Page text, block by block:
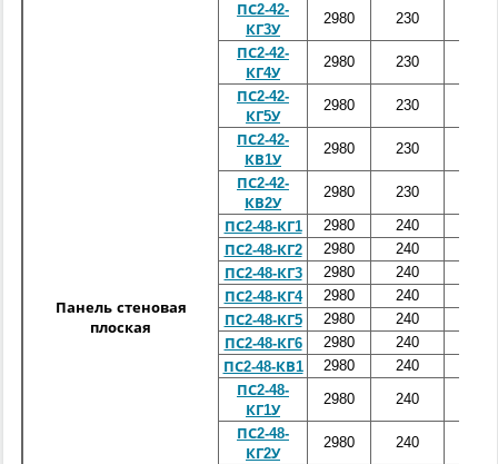
Панель стеновая
плоская
ПС2-42-
КГ3У
2980 230
ПС2-42-
КГ4У
2980 230
ПС2-42-
КГ5У
2980 230
ПС2-42-
КВ1У
2980 230
ПС2-42-
КВ2У
2980 230
ПС2-48-КГ1 2980 240
ПС2-48-КГ2
2980 240
ПС2-48-КГ3
2980 240
ПС2-48-КГ4
2980 240
ПС2-48-КГ5
2980 240
ПС2-48-КГ6
2980 240
ПС2-48-КВ1
2980 240
ПС2-48-
КГ1У
2980 240
ПС2-48-
КГ2У
2980 240